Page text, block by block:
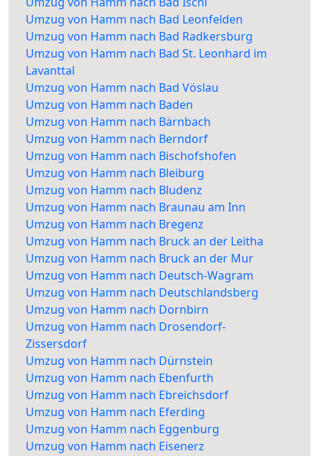
Umzug von Hamm nach Bad Leonfelden
Umzug von Hamm nach Bad Radkersburg
Umzug von Hamm nach Bad St. Leonhard im
Lavanttal
Umzug von Hamm nach Bad Vöslau
Umzug von Hamm nach Baden
Umzug von Hamm nach Bärnbach
Umzug von Hamm nach Berndorf
Umzug von Hamm nach Bischofshofen
Umzug von Hamm nach Bleiburg
Umzug von Hamm nach Bludenz
Umzug von Hamm nach Braunau am Inn
Umzug von Hamm nach Bregenz
Umzug von Hamm nach Bruck an der Leitha
Umzug von Hamm nach Bruck an der Mur
Umzug von Hamm nach Deutsch-Wagram
Umzug von Hamm nach Deutschlandsberg
Umzug von Hamm nach Dornbirn
Umzug von Hamm nach Drosendorf-
Zissersdorf
Umzug von Hamm nach Dürnstein
Umzug von Hamm nach Ebenfurth
Umzug von Hamm nach Ebreichsdorf
Umzug von Hamm nach Eferding
Umzug von Hamm nach Eggenburg
Umzug von Hamm nach Eisenerz